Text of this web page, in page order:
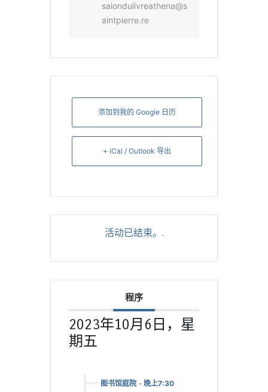
salondulivreathena@s
aintpierre.re
添加到我的 Google 日历
+ iCal / Outlook 导出
活动已结束。.
程序
2023年10月6日，星
期五
图书馆庭院 - 晚上7:30